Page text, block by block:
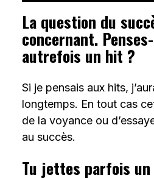
La question du
concernant.
autrefois un hit ?
Si je pensais aux hits,
longtemps. En tout cas
de la voyance ou
au succès.
Tu jettes parfois